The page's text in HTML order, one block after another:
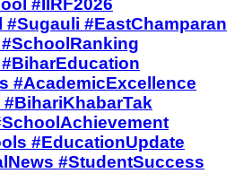
#IIRF2026
#EastChamparan
#AcademicExcellence
#EducationUpdate
#StudentSuccess